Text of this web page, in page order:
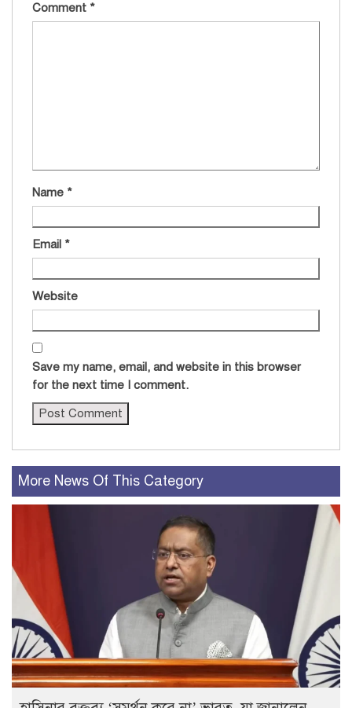
Comment *
Name *
Email *
Website
Save my name, email, and website in this browser
for the next time I comment.
More News Of This Category